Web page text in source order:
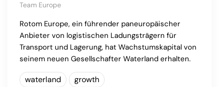
Team Europe
Rotom Europe, ein führender paneuropäischer
Anbieter von logistischen Ladungsträgern für
Transport und Lagerung, hat Wachstumskapital von
seinem neuen Gesellschafter Waterland erhalten.
waterland growth